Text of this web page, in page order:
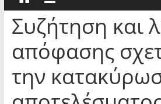
Συζήτηση και
απόφασης
την